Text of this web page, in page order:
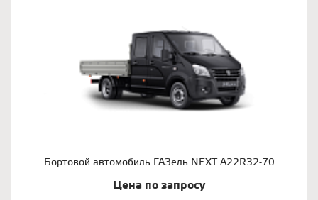
Бортовой автомобиль ГАЗель NEXT A22R32-70
Цена по запросу